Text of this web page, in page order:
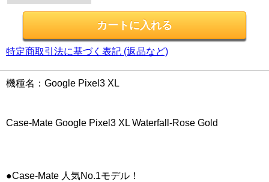
特定商取引法に基づく表記 (返品など)
機種名：Google Pixel3 XL
Case-Mate Google Pixel3 XL Waterfall-Rose Gold
●Case-Mate 人気No.1モデル！